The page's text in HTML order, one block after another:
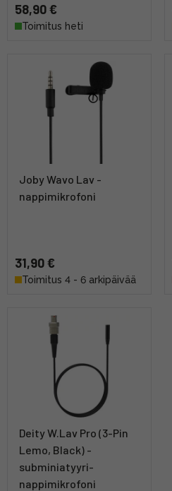
58,90 €
Toimitus heti
Joby Wavo Lav -
nappimikrofoni
31,90 €
Toimitus 4 - 6 arkipäivää
Deity W.Lav Pro (3-Pin
Lemo, Black) -
subminiatyyri-
nappimikrofoni